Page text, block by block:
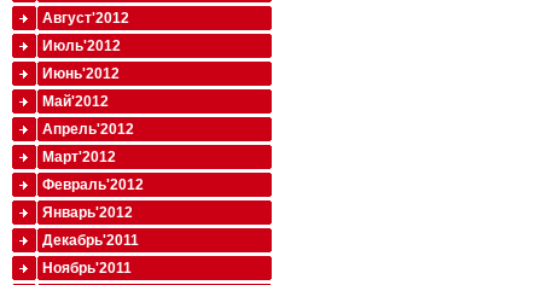
Август'2012
Июль'2012
Июнь'2012
Май'2012
Апрель'2012
Март'2012
Февраль'2012
Январь'2012
Декабрь'2011
Ноябрь'2011